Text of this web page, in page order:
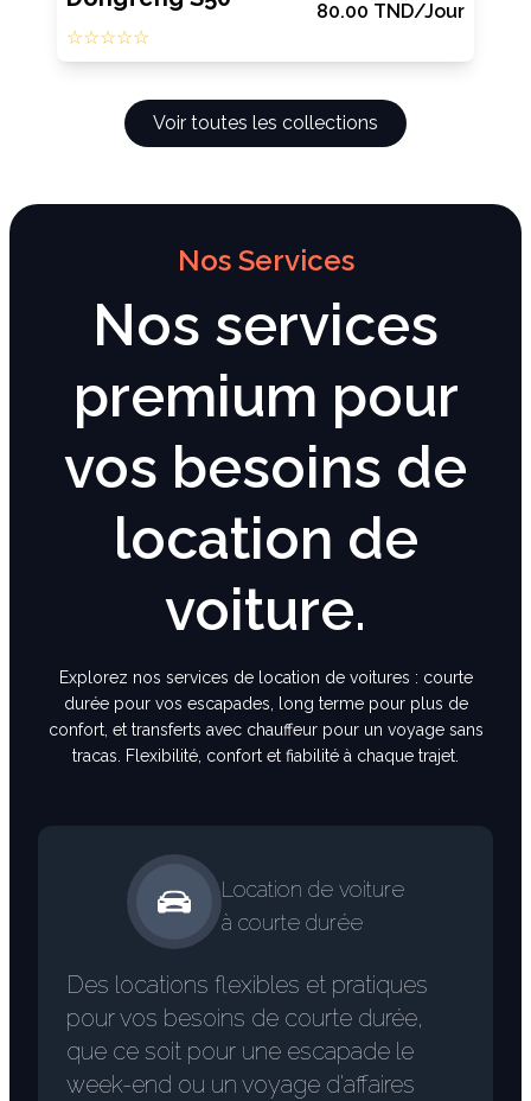
☆☆☆☆☆
80.00 TND/Jour
Voir toutes les collections
Nos Services
Nos services
premium pour
vos besoins de
location de
voiture.
Explorez nos services de location de voitures : courte
durée pour vos escapades, long terme pour plus de
confort, et transferts avec chauffeur pour un voyage sans
tracas. Flexibilité, confort et fiabilité à chaque trajet.
Location de voiture
à courte durée
Des locations flexibles et pratiques
pour vos besoins de courte durée,
que ce soit pour une escapade le
week-end ou un voyage d'affaires